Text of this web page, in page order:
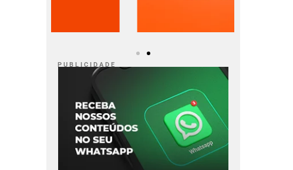
P U B L I C I D A D E